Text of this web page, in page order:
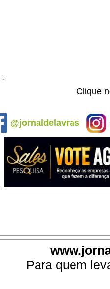
Clique
@jornaldelavras
Para quem